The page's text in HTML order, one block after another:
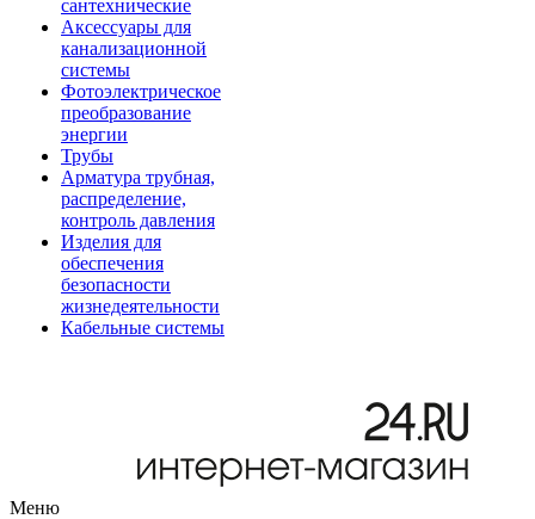
сантехнические
Аксессуары для
канализационной
системы
Фотоэлектрическое
преобразование
энергии
Трубы
Арматура трубная,
распределение,
контроль давления
Изделия для
обеспечения
безопасности
жизнедеятельности
Кабельные системы
Меню